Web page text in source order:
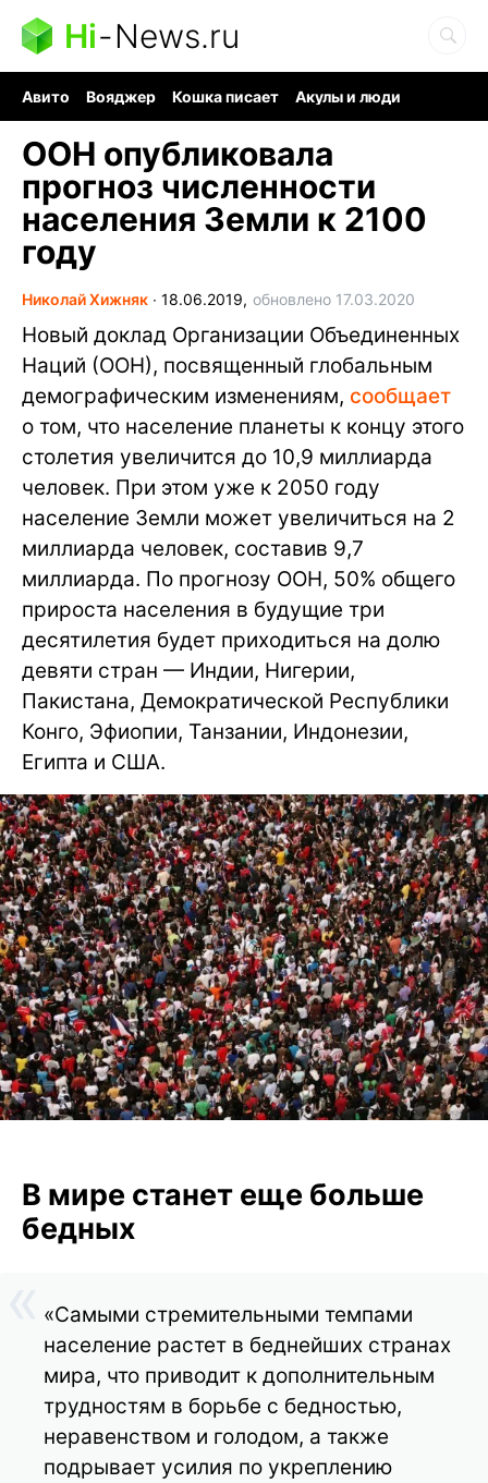
Hi-News.ru
Авито Вояджер Кошка писает
Акулы и люди
ООН опубликовала
прогноз численности
населения Земли к 2100
году
Николай Хижняк ∙ 18.06.2019, обновлено 17.03.2020
Новый доклад Организации Объединенных
Наций (ООН), посвященный глобальным
демографическим изменениям, сообщает
о том, что население планеты к концу этого
столетия увеличится до 10,9 миллиарда
человек. При этом уже к 2050 году
население Земли может увеличиться на 2
миллиарда человек, составив 9,7
миллиарда. По прогнозу ООН, 50% общего
прироста населения в будущие три
десятилетия будет приходиться на долю
девяти стран — Индии, Нигерии,
Пакистана, Демократической Республики
Конго, Эфиопии, Танзании, Индонезии,
Египта и США.
В мире станет еще больше
бедных
«Самыми стремительными темпами
население растет в беднейших странах
мира, что приводит к дополнительным
трудностям в борьбе с бедностью,
неравенством и голодом, а также
подрывает усилия по укреплению